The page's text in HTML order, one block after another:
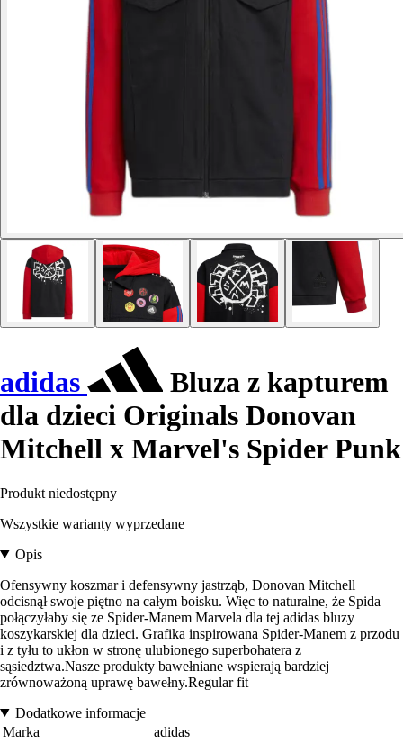
adidas
Bluza z kapturem
dla dzieci Originals Donovan
Mitchell x Marvel's Spider Punk
Produkt niedostępny
Wszystkie warianty wyprzedane
Opis
Ofensywny koszmar i defensywny jastrząb, Donovan Mitchell
odcisnął swoje piętno na całym boisku. Więc to naturalne, że Spida
połączyłaby się ze Spider-Manem Marvela dla tej adidas bluzy
koszykarskiej dla dzieci. Grafika inspirowana Spider-Manem z przodu
i z tyłu to ukłon w stronę ulubionego superbohatera z
sąsiedztwa.Nasze produkty bawełniane wspierają bardziej
zrównoważoną uprawę bawełny.Regular fit
Dodatkowe informacje
Marka
adidas